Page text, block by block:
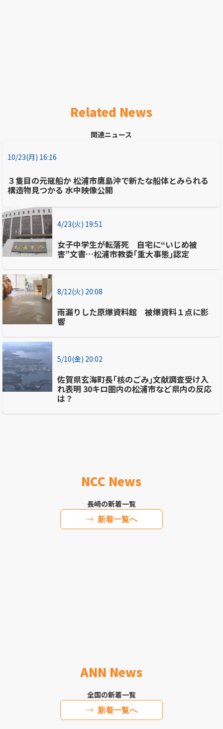
Related News
関連ニュース
10/23(月) 16:16
３隻目の元寇船か 松浦市鷹島沖で新たな船体とみられる
構造物見つかる 水中映像公開
4/23(火) 19:51
女子中学生が転落死 自宅に“いじめ被
害”文書…松浦市教委｢重大事態｣認定
8/12(火) 20:08
雨漏りした原爆資料館 被爆資料１点に影
響
5/10(金) 20:02
佐賀県玄海町長｢核のごみ｣文献調査受け入
れ表明 30キロ圏内の松浦市など県内の反応
は？
NCC News
長崎の新着一覧
新着一覧へ
ANN News
全国の新着一覧
新着一覧へ